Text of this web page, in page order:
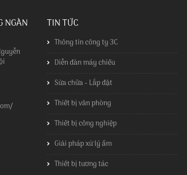
NGÀN TIN TỨC
Thông tin công ty 3C
Diễn đàn máy chiếu
Sửa chữa - Lắp đặt
Thiết bị văn phòng
Thiết bị công nghiệp
Giải pháp xử lý ẩm
Thiết bị tương tác